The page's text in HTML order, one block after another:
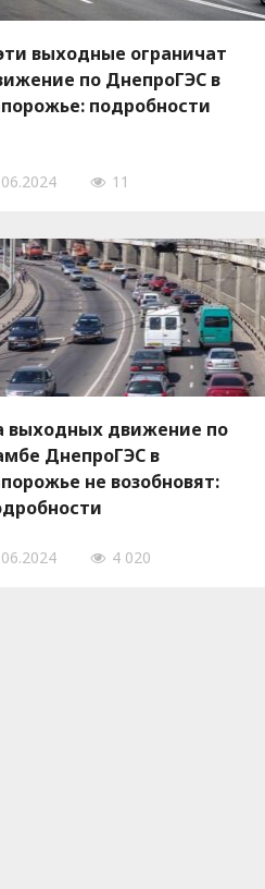
выходные ограничат
по ДнепроГЭС в
подробности
11
выходных движение по
ДнепроГЭС в
не возобновят:
4 020